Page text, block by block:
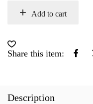
Add to cart
Share this item:
Description